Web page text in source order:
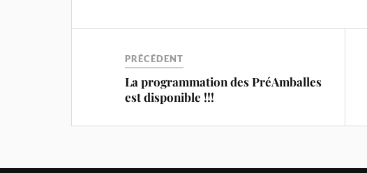
PRÉCÉDENT
La programmation des PréAmballes
est disponible !!!